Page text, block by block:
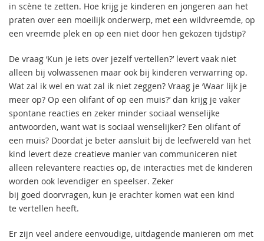
in scène te zetten. Hoe krijg je kinderen en jongeren aan het
praten over een moeilijk onderwerp, met een wildvreemde, op
een vreemde plek en op een niet door hen gekozen tijdstip?
De vraag ‘Kun je iets over jezelf vertellen?’ levert vaak niet
alleen bij volwassenen maar ook bij kinderen verwarring op.
Wat zal ik wel en wat zal ik niet zeggen? Vraag je ‘Waar lijk je
meer op? Op een olifant of op een muis?’ dan krijg je vaker
spontane reacties en zeker minder sociaal wenselijke
antwoorden, want wat is sociaal wenselijker? Een olifant of
een muis? Doordat je beter aansluit bij de leefwereld van het
kind levert deze creatieve manier van communiceren niet
alleen relevantere reacties op, de interacties met de kinderen
worden ook levendiger en speelser. Zeker
bij goed doorvragen, kun je erachter komen wat een kind
te vertellen heeft.
Er zijn veel andere eenvoudige, uitdagende manieren om met